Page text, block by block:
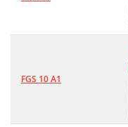
FGS 10 A1